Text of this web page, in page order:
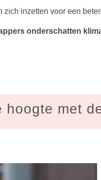
zich inzetten voor een
onderschatten
hoogte met